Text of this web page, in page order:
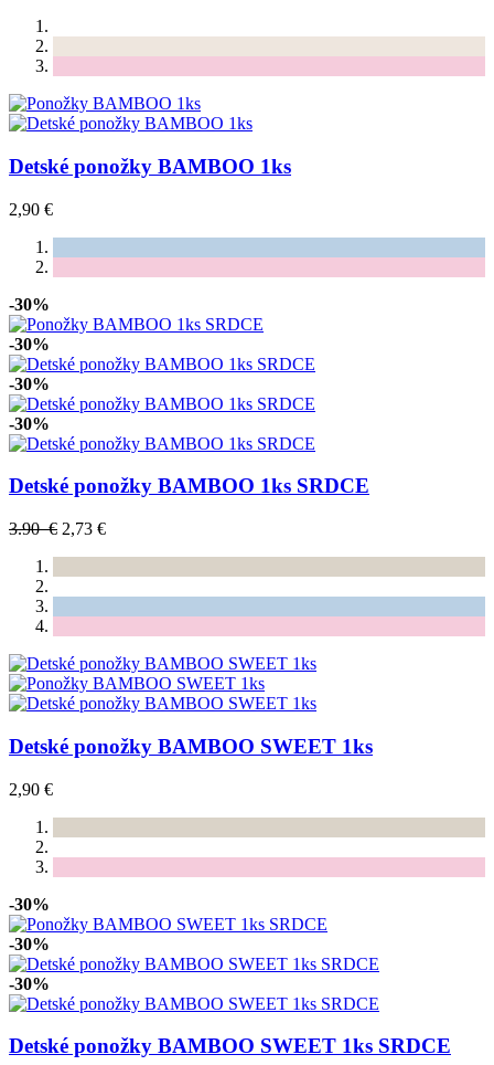
Detské ponožky BAMBOO 1ks
2,90 €
-30%
-30%
-30%
-30%
Detské ponožky BAMBOO 1ks SRDCE
3.90 € 2,73 €
Detské ponožky BAMBOO SWEET 1ks
2,90 €
-30%
-30%
-30%
Detské ponožky BAMBOO SWEET 1ks SRDCE